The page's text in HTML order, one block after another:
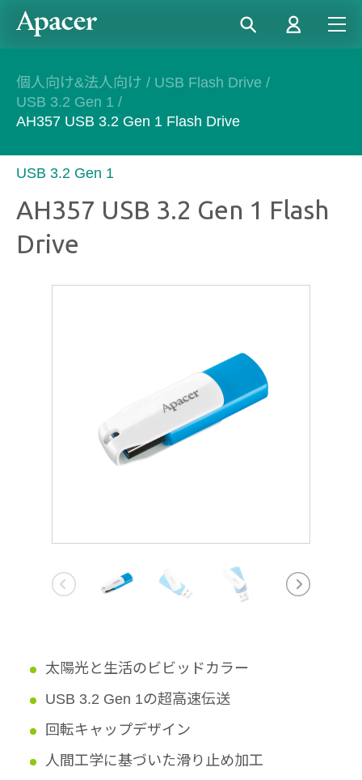
個人向け&法人向け / USB Flash Drive /
USB 3.2 Gen 1 /
AH357 USB 3.2 Gen 1 Flash Drive
USB 3.2 Gen 1
AH357 USB 3.2 Gen 1 Flash
Drive
太陽光と生活のビビッドカラー
USB 3.2 Gen 1の超高速伝送
回転キャップデザイン
人間工学に基づいた滑り止め加工